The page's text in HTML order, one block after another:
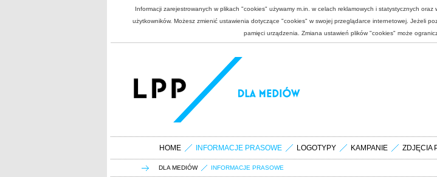
Informacji zarejestrowanych w plikach "cookies" używamy m.in. w celach reklamowych i statystycznych
użytkowników. Możesz zmienić ustawienia dotyczące "cookies" w swojej przeglądarce internetowej. Jeżeli
pamięci urządzenia. Zmiana ustawień plików "cookies" może
HOME INFORMACJE PRASOWE LOGOTYPY KAMPANIE ZDJĘCIA
DLA MEDIÓW INFORMACJE PRASOWE